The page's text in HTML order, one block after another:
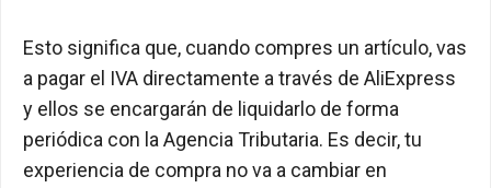
Esto significa que, cuando compres un artículo, vas
a pagar el IVA directamente a través de AliExpress
y ellos se encargarán de liquidarlo de forma
periódica con la Agencia Tributaria. Es decir, tu
experiencia de compra no va a cambiar en